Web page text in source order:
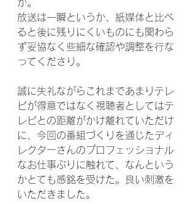
か。
放送は一瞬というか、紙媒体と比べ
ると後に残りにくいものにも関わら
ず妥協なく些細な確認や調整を行な
ってくださり。
誠に失礼ながらこれまであまりテレ
ビが得意ではなく視聴者としてはテ
レビとの距離がかけ離れていただけ
に、今回の番組づくりを通じたディ
レクターさんのプロフェッショナル
なお仕事ぶりに触れて、なんという
かとても感銘を受けた。良い刺激を
いただきました。